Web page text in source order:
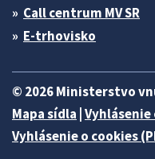
Call centrum MV SR
E-trhovisko
© 2026 Ministerstvo
Mapa sídla
Vyhlásenie o cookies